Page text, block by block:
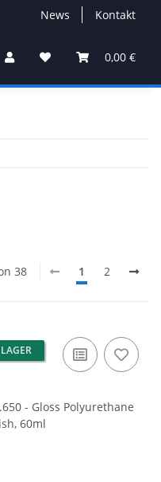
News Kontakt
0,00 €
38 1 2